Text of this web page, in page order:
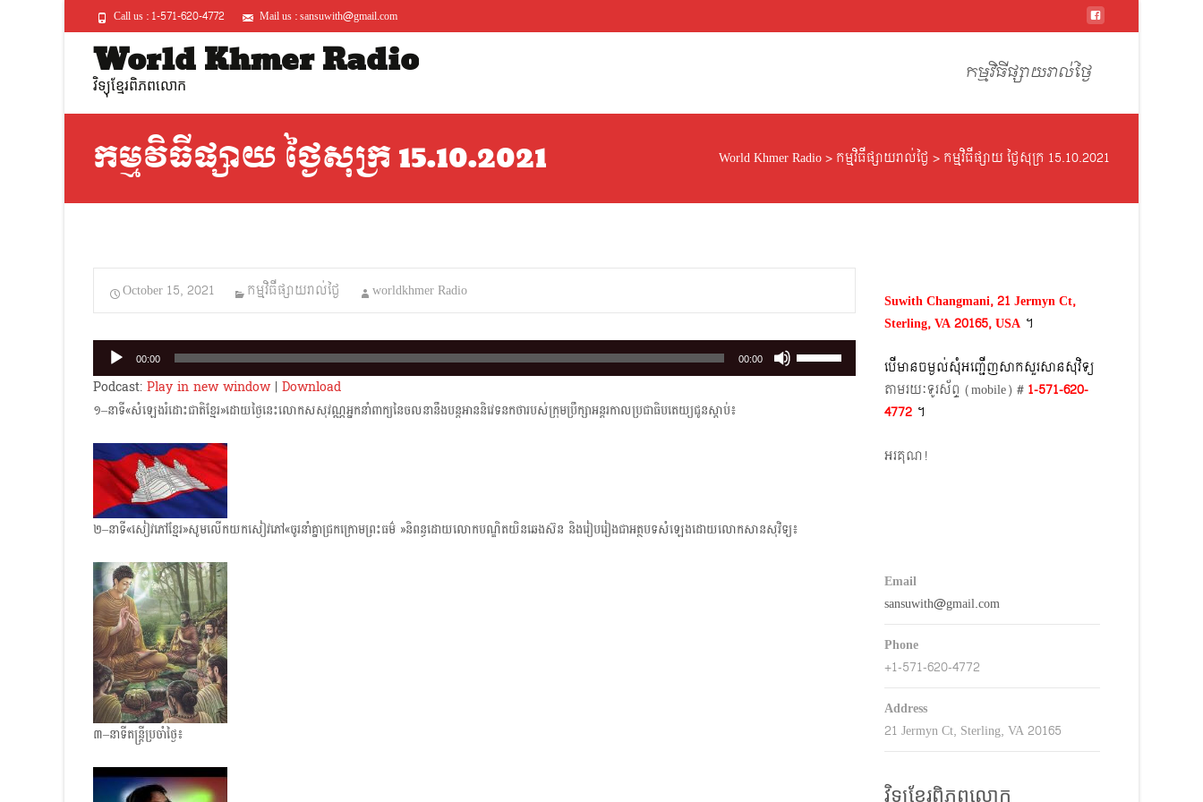
Call us : 1-571-620-4772 Mail us : sansuwith@gmail.com
World Khmer Radio
វិទ្យុខ្មែរពិភពលោក
content
កម្មវិធីផ្សាយរាល់ថ្ងៃ
កម្មវិធីផ្សាយ ថ្ងៃសុក្រ 15.10.2021 World Khmer Radio> កម្មវិធីផ្សាយរាល់ថ្ងៃ > កម្មវិធីផ្សាយ ថ្ងៃសុក្រ 15.10.2021
October 15, 2021 កម្មវិធីផ្សាយរាល់ថ្ងៃ worldkhmer Radio
Audio
Player
00:00 00:00
volume.
Podcast: Play in new window| Download
១–នាទី«សំឡេងរំដោះជាតិខ្មែរ»ដោយថ្ងៃនេះលោកសសុវណ្ណអ្នកនាំពាក្យនៃចលនានឹងបន្តអាន​និវេទនក​ថា​របស់ក្រុមប្រឹក្សាអន្តរកាលប្រជាធិបតេយ្យជូនស្តាប់៖
២–នាទី«សៀវភៅខ្មែរ»សូមលើកយកសៀវភៅ«ចូរនាំគ្នាជ្រកក្រោមព្រះធម៌ »និពន្ធដោយលោកបណ្ឌិត​យិនឆេងស៊ន និងរៀប​រៀងជា​អត្ថបទ​សំឡេង​ដោយលោក​សានសុវិទ្យ៖
៣–នាទីតន្ត្រីប្រចាំថ្ងៃ៖
Suwith Changmani, 21 Jermyn Ct,
Sterling, VA 20165, USA ។​
បើមានចម្ងល់​សុំអញ្ជើញសាកសួរសានសុវិទ្យ
តាមរយៈទូរស័ព្ទ​ (mobile)​ # 1-571-620-
4772​ ។
អរគុណ!
Email
sansuwith@gmail.com
Phone
+1-571-620-4772
Address
21 Jermyn Ct, Sterling, VA 20165
វិទ្យុខ្មែរពិភពលោក